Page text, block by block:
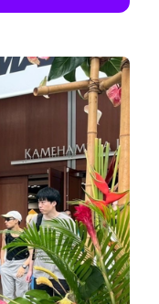
し、持続可能
けるよう、今